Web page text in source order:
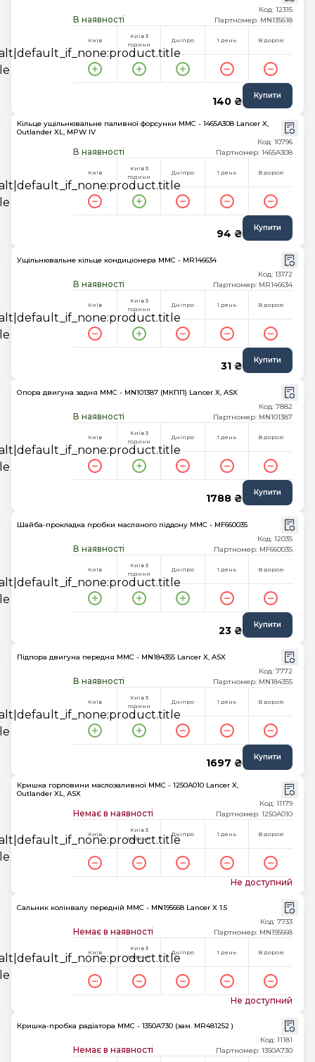
В наявності
Код: 12315
Партномер: MN135618
Київ
Київ 3
години
Дніпро 1 день В дорозі
140 ₴ Купити
Кільце ущільнювальне паливної форсунки MMC - 1465A308 Lancer X,
Outlander XL, MPW IV
В наявності
Код: 10796
Партномер: 1465A308
Київ
Київ 3
години
Дніпро 1 день В дорозі
94 ₴ Купити
Ущільнювальне кільце кондиціонера MMC - MR146634
В наявності
Код: 13172
Партномер: MR146634
Київ
Київ 3
години
Дніпро 1 день В дорозі
31 ₴ Купити
Опора двигуна задня MMC - MN101387 (МКПП) Lancer X, ASX
В наявності
Код: 7882
Партномер: MN101387
Київ
Київ 3
години
Дніпро 1 день В дорозі
1788 ₴ Купити
Шайба-прокладка пробки масляного піддону MMC - MF660035
В наявності
Код: 12035
Партномер: MF660035
Київ
Київ 3
години
Дніпро 1 день В дорозі
23 ₴ Купити
Підпора двигуна передня MMC - MN184355 Lancer X, ASX
В наявності
Код: 7772
Партномер: MN184355
Київ
Київ 3
години
Дніпро 1 день В дорозі
1697 ₴ Купити
Кришка горловини маслозаливної MMC - 1250A010 Lancer X,
Outlander XL, ASX
Немає в наявності
Код: 11179
Партномер: 1250A010
Київ
Київ 3
години
Дніпро 1 день В дорозі
Не доступний
Сальник колінвалу передній MMC - MN195668 Lancer X 1.5
Немає в наявності
Код: 7733
Партномер: MN195668
Київ
Київ 3
години
Дніпро 1 день В дорозі
Не доступний
Кришка-пробка радіатора MMC - 1350A730 (зам. MR481252 )
Немає в наявності
Код: 11181
Партномер: 1350A730